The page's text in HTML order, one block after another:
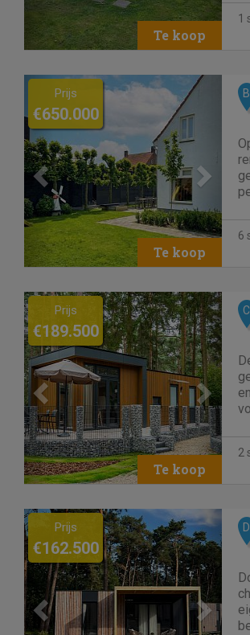
1
Previous Next
Prijs
€650.000
B
6
Previous Next
Prijs
€189.500
C
2
Previous Next
Prijs
€162.500
D